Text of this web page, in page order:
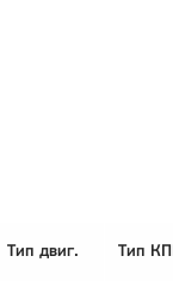
Тип двиг. Тип